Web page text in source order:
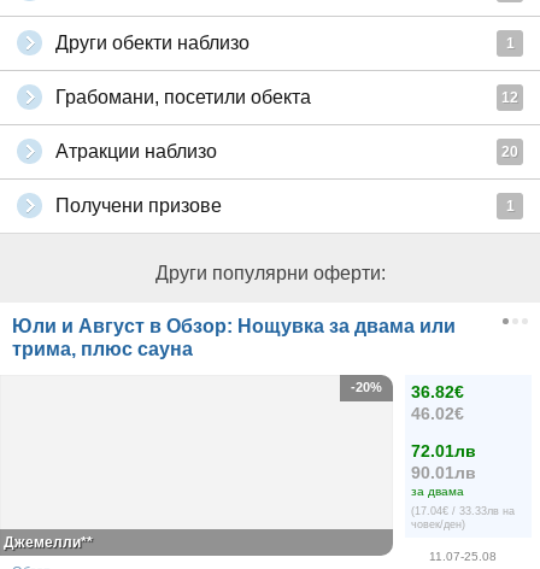
Други обекти наблизо 1
Грабомани, посетили обекта 12
Атракции наблизо 20
Получени призове 1
Други популярни оферти:
Юли и Август в Обзор: Нощувка за двама или
трима, плюс сауна
36.82€
46.02€
72.01лв
90.01лв
за двама
(17.04€ / 33.33лв на
човек/ден)
11.07-25.08
-20%
Джемелли**